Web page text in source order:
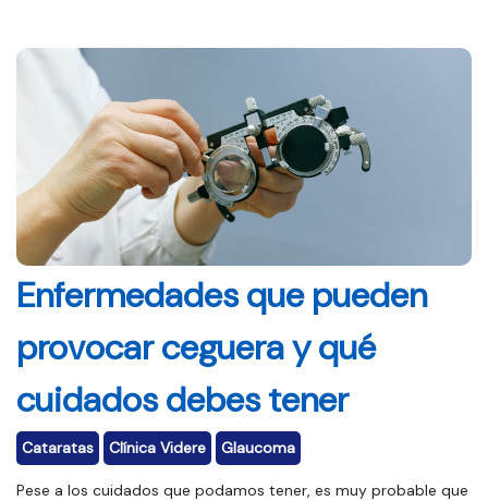
Enfermedades que pueden
provocar ceguera y qué
cuidados debes tener
Cataratas Clínica Videre Glaucoma
Pese a los cuidados que podamos tener, es muy probable que